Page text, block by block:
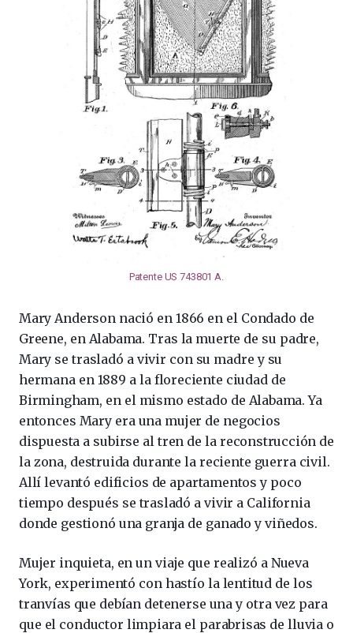
Patente US 743801 A.
Mary Anderson nació en 1866 en el Condado de
Greene, en Alabama. Tras la muerte de su padre,
Mary se trasladó a vivir con su madre y su
hermana en 1889 a la floreciente ciudad de
Birmingham, en el mismo estado de Alabama. Ya
entonces Mary era una mujer de negocios
dispuesta a subirse al tren de la reconstrucción de
la zona, destruida durante la reciente guerra civil.
Allí levantó edificios de apartamentos y poco
tiempo después se trasladó a vivir a California
donde gestionó una granja de ganado y viñedos.
Mujer inquieta, en un viaje que realizó a Nueva
York, experimentó con hastío la lentitud de los
tranvías que debían detenerse una y otra vez para
que el conductor limpiara el parabrisas de lluvia o